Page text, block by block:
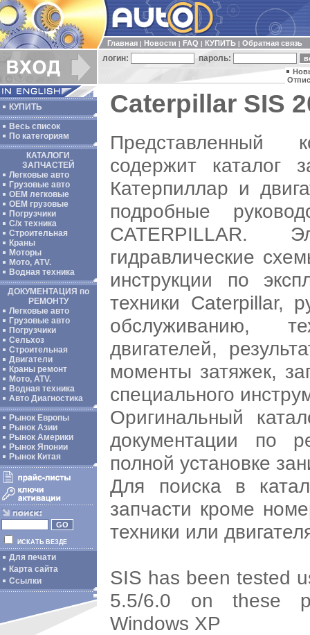
Главная Новости FAQ КУПИТЬ Обратная связь
логин: пароль:
КУПИТЬ
Весь список
По категориям
КАТАЛОГИ
ЗАПЧАСТЕЙ
Легковые авто
Грузовые авто
ОЕМ легковые
OEM грузовые
Погрузчики
С/х техника
Строительная
Краны
Моторы
Мото, ATV.
Водная техника
ДОКУМЕНТАЦИЯ по
РЕМОНТУ
Легковые авто
Грузовые авто
Погрузчики
Сельхоз
Строительная
Двигатели
Краны ремонт
Мото, ATV.
Водная техника
Авто Диагностика
Рынок Европы
Рынок Азии
Рынок Америки
Рынок Японии
Рынок Китая
ИСКАТЬ ВЕЗДЕ
Для печати
Карта сайта
Ссылки
Caterpillar SIS
Представленный
содержит каталог
Катерпиллар и
подробные
CATERPILLAR.
гидравлические
инструкции по
техники Caterpillar,
обслуживанию,
двигателей,
моменты затяжек,
специального
Оригинальный
документации по
полной установке
Для поиска в
запчасти кроме
техники или
SIS has been tested
5.5/6.0 on these
Windows XP